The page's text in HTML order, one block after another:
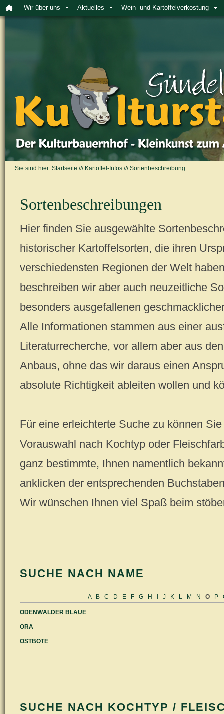
Wir über uns Aktuelles Wein- und Kartoffelverkostung
Sie sind hier: Startseite /// Kartoffel-Infos ///Sortenbeschreibung
Sortenbeschreibungen
Hier finden Sie ausgewählte
historischer Kartoffelsorten, die ihren
verschiedensten Regionen der Welt
beschreiben wir aber auch neuzeitliche
besonders ausgefallenen
Alle Informationen stammen aus einer
Literaturrecherche, vor allem aber aus
Anbaus, ohne das wir daraus einen
absolute Richtigkeit ableiten wollen und
Für eine erleichterte Suche zu können
Vorauswahl nach Kochtyp oder
ganz bestimmte, Ihnen namentlich
anklicken der entsprechenden
Wir wünschen Ihnen viel Spaß beim
SUCHE NACH NAME
A B C D E F G H J K L M N O P
ODENWÄLDER BLAUE
ORA
OSTBOTE
SUCHE NACH KOCHTYP /